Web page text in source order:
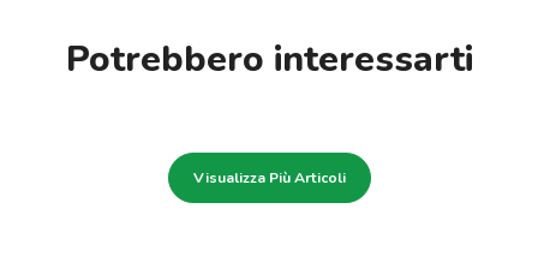
Potrebbero interessarti
Visualizza Più Articoli